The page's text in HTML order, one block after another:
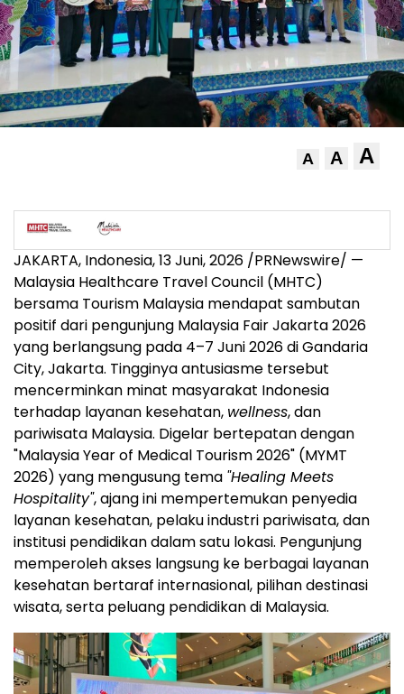
A A A
JAKARTA, Indonesia,13 Juni, 2026 /PRNewswire/ —
Malaysia Healthcare Travel Council (MHTC)
bersama Tourism Malaysia mendapat sambutan
positif dari pengunjung Malaysia Fair Jakarta 2026
yang berlangsung pada 4–7 Juni 2026 di Gandaria
City, Jakarta. Tingginya antusiasme tersebut
mencerminkan minat masyarakat Indonesia
terhadap layanan kesehatan, wellness, dan
pariwisata Malaysia. Digelar bertepatan dengan
"Malaysia Year of Medical Tourism 2026" (MYMT
2026) yang mengusung tema "Healing Meets
Hospitality", ajang ini mempertemukan penyedia
layanan kesehatan, pelaku industri pariwisata, dan
institusi pendidikan dalam satu lokasi. Pengunjung
memperoleh akses langsung ke berbagai layanan
kesehatan bertaraf internasional, pilihan destinasi
wisata, serta peluang pendidikan di Malaysia.